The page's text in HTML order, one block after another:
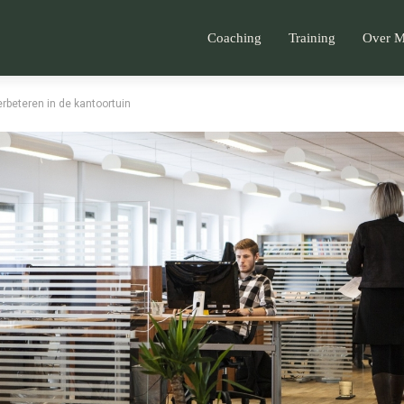
Coaching Training Over
in de kantoortuin